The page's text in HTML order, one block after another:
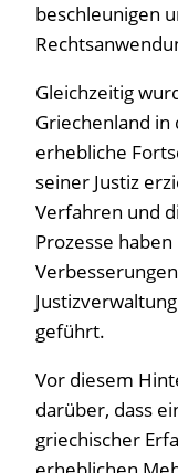
beschleunigen
Gleichzeitig
Griechenland in
erhebliche
seiner Justiz
Verfahren und
Prozesse
geführt.
Vor diesem
darüber, dass
griechischer